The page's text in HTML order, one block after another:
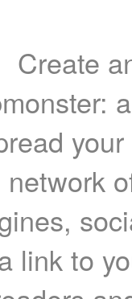
Create
network
link to